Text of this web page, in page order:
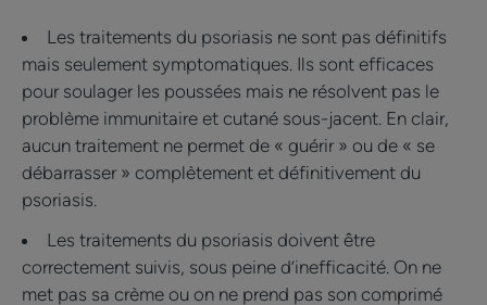
Les traitements du psoriasis ne sont pas définitifs
mais seulement symptomatiques. Ils sont efficaces
pour soulager les poussées mais ne résolvent pas le
problème immunitaire et cutané sous-jacent. En clair,
aucun traitement ne permet de « guérir » ou de « se
débarrasser » complètement et définitivement du
psoriasis.
Les traitements du psoriasis doivent être
correctement suivis, sous peine d’inefficacité. On ne
met pas sa crème ou on ne prend pas son comprimé